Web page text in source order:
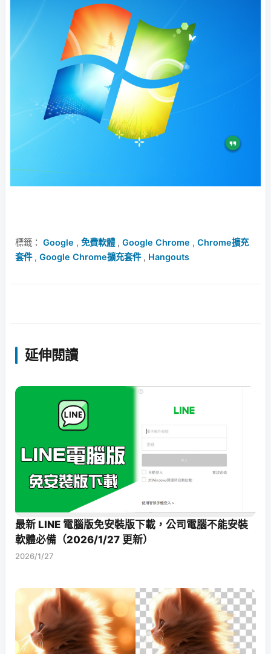
標籤： Google , 免費軟體, Google Chrome , Chrome擴充
套件, Google Chrome擴充套件, Hangouts
延伸閱讀
最新 LINE 電腦版免安裝版下載，公司電腦不能安裝
軟體必備（2026/1/27 更新）
2026/1/27